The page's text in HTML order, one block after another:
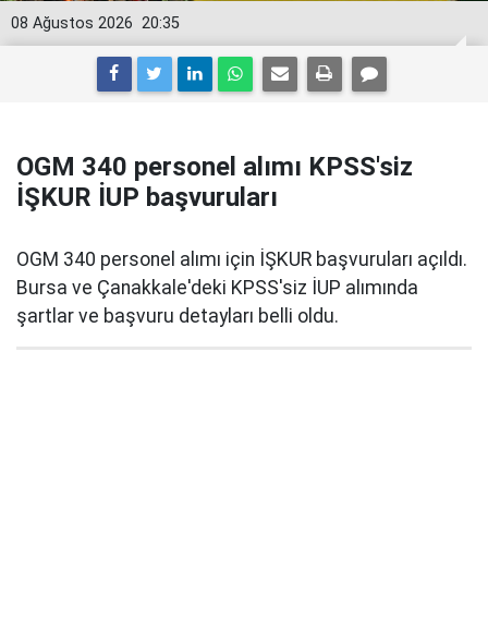
20:35
08 Ağustos 2026
OGM 340 personel alımı KPSS'siz
İŞKUR İUP başvuruları
OGM 340 personel alımı için İŞKUR başvuruları açıldı.
Bursa ve Çanakkale'deki KPSS'siz İUP alımında
şartlar ve başvuru detayları belli oldu.